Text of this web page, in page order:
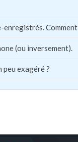
enregistrés.
(ou inversement).
peu exagéré ?